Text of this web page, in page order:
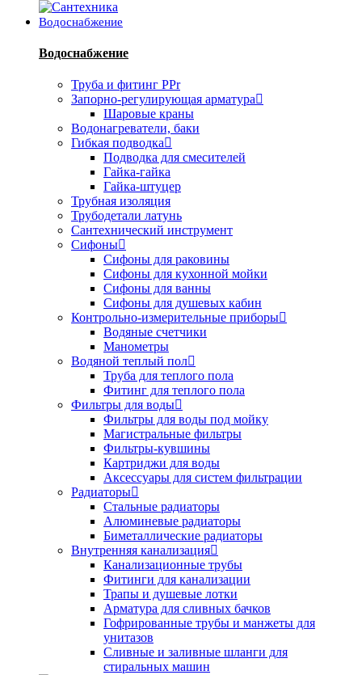
Водоснабжение
Водоснабжение
Труба и фитинг PPr
Запорно-регулирующая арматура
Шаровые краны
Водонагреватели, баки
Гибкая подводка
Подводка для смесителей
Гайка-гайка
Гайка-штуцер
Трубная изоляция
Трубодетали латунь
Сантехнический инструмент
Сифоны
Сифоны для раковины
Сифоны для кухонной мойки
Сифоны для ванны
Сифоны для душевых кабин
Контрольно-измерительные приборы
Водяные счетчики
Манометры
Водяной теплый пол
Труба для теплого пола
Фитинг для теплого пола
Фильтры для воды
Фильтры для воды под мойку
Магистральные фильтры
Фильтры-кувшины
Картриджи для воды
Аксессуары для систем фильтрации
Радиаторы
Стальные радиаторы
Алюминевые радиаторы
Биметаллические радиаторы
Внутренняя канализация
Канализационные трубы
Фитинги для канализации
Трапы и душевые лотки
Арматура для сливных бачков
Гофрированные трубы и манжеты для
унитазов
Сливные и заливные шланги для
стиральных машин